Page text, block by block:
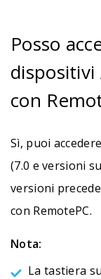
Posso
con
Sì, puoi
(7.0 e versioni
versioni
con RemotePC.
Nota:
La tastiera